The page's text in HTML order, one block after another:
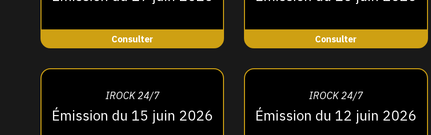
Consulter Consulter
IROCK 24/7
Émission du 15 juin 2026
IROCK 24/7
Émission du 12 juin 2026